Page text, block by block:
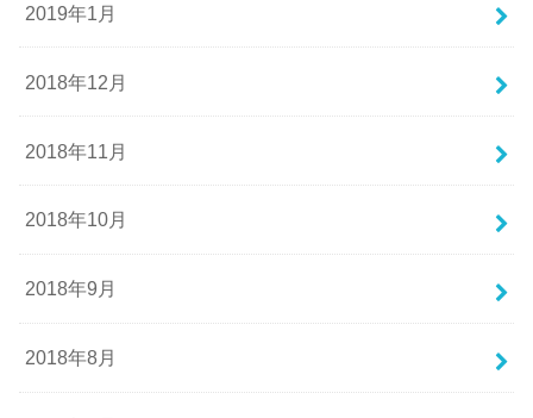
2019年1月
2018年12月
2018年11月
2018年10月
2018年9月
2018年8月